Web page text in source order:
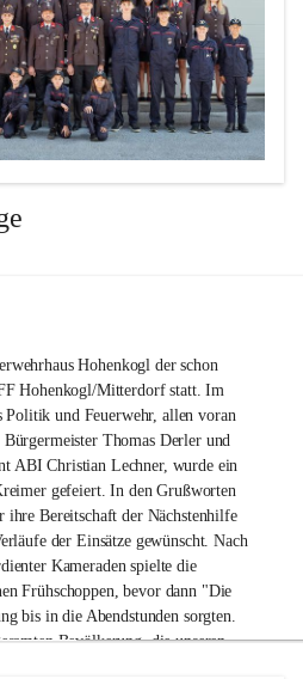
Hohenkogl der schon
Hohenkogl/Mitterdorf statt. Im
Politik und Feuerwehr, allen voran
Thomas Derler und
ABI Christian Lechner, wurde ein
gefeiert. In den Grußworten
Bereitschaft der Nächstenhilfe
der Einsätze gewünscht. Nach
Kameraden spielte die
Frühschoppen, bevor dann "Die
bis in die Abendstunden sorgten.
Bevölkerung, die unseren
Temperaturen besuchte. Der